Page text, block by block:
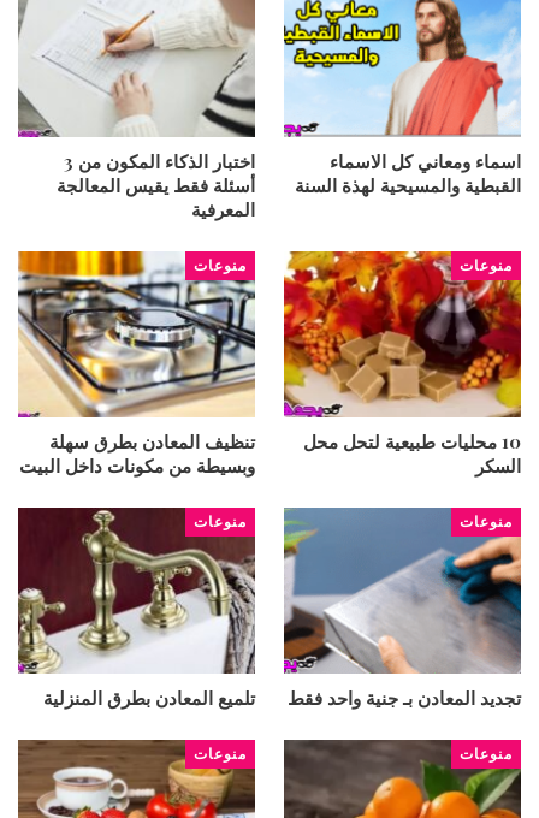
اسماء ومعاني كل الاسماء
القبطية والمسيحية لهذة السنة
اختبار الذكاء المكون من 3
أسئلة فقط يقيس المعالجة
المعرفية
منوعات
10 محليات طبيعية لتحل محل
السكر
منوعات
تنظيف المعادن بطرق سهلة
وبسيطة من مكونات داخل البيت
منوعات
تجديد المعادن بـ جنية واحد فقط
منوعات
تلميع المعادن بطرق المنزلية
منوعات منوعات